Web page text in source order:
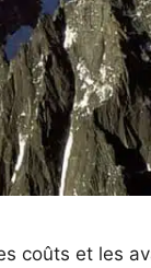
coûts et les